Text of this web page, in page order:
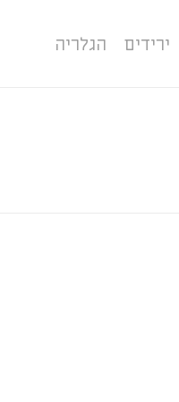
ירידים הגלריה